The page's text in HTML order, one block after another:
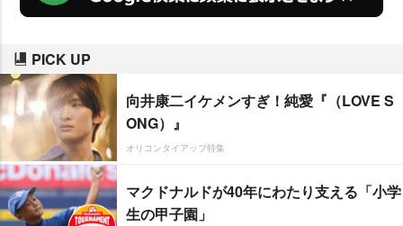
PICK UP
向井康二イケメンすぎ！純愛『（LOVE S
ONG）』
オリコンタイアップ特集
マクドナルドが40年にわたり支える「小学
生の甲子園」